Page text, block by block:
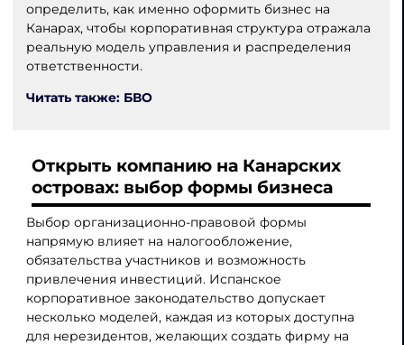
определить, как именно оформить бизнес на
Канарах, чтобы корпоративная структура отражала
реальную модель управления и распределения
ответственности.
Читать также: БВО
Открыть компанию на Канарских
островах: выбор формы бизнеса
Выбор организационно-правовой формы
напрямую влияет на налогообложение,
обязательства участников и возможность
привлечения инвестиций. Испанское
корпоративное законодательство допускает
несколько моделей, каждая из которых доступна
для нерезидентов, желающих создать фирму на